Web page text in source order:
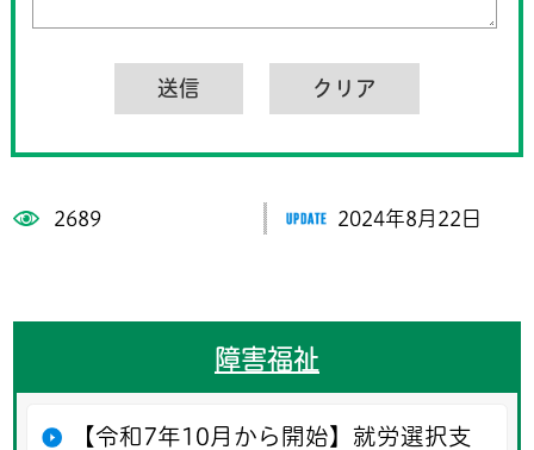
2689 2024年8月22日
障害福祉
【令和7年10月から開始】就労選択支